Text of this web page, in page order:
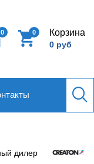
0 0 Корзина
0 руб
дилер